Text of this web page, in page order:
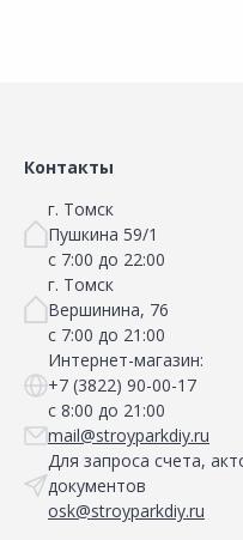
Контакты
г. Томск
Пушкина 59/1
с 7:00 до 22:00
г. Томск
Вершинина, 76
с 7:00 до 21:00
Интернет-магазин:
+7 (3822) 90-00-17
с 8:00 до 21:00
mail@stroyparkdiy.ru
Для запроса счета,
документов
osk@stroyparkdiy.ru